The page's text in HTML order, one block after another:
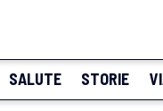
SALUTE STORIE